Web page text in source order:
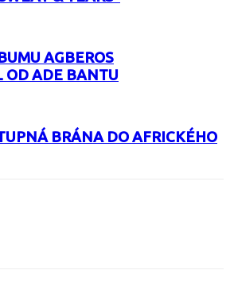
AGBEROS
OD ADE BANTU
BRÁNA DO AFRICKÉHO